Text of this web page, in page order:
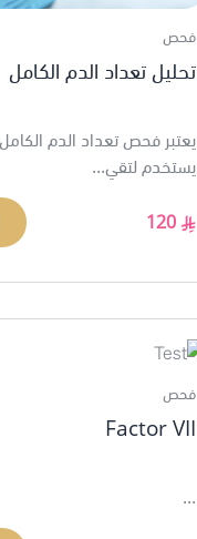
فحص
تحليل تعداد الدم الكامل
يستخدم لتقي...
120
فحص
Factor VII
...